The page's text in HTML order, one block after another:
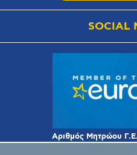
SOCIAL